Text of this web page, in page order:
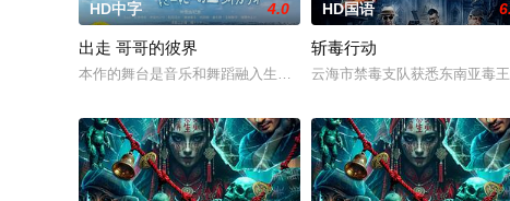
HD中字 4.0
出走 哥哥的彼界
本作的舞台是音乐和舞蹈融入生活的冲绳。与母亲朱音、妹妹舞一
HD国语
斩毒行动
云海市禁毒支队获悉东南亚毒